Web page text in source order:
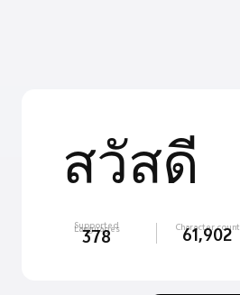
สวัสดี
Supported
Languages
378
Character count
61,902